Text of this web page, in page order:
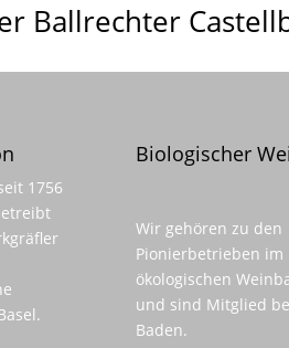
Ballrechter
1756
Biologischer
Wir gehören zu den
Pionierbetrieben im
ökologischen
und sind Mitglied
Baden.